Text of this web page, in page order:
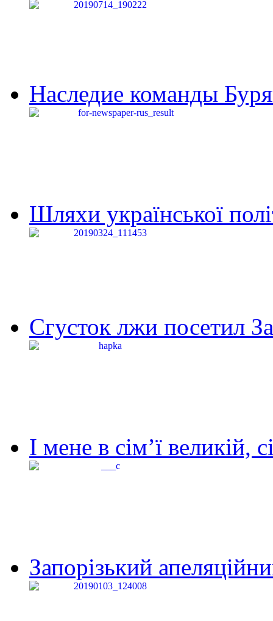
Наследие команды
Шляхи української
Сгусток лжи посетил
І мене в сім’ї великій,
Запорізький